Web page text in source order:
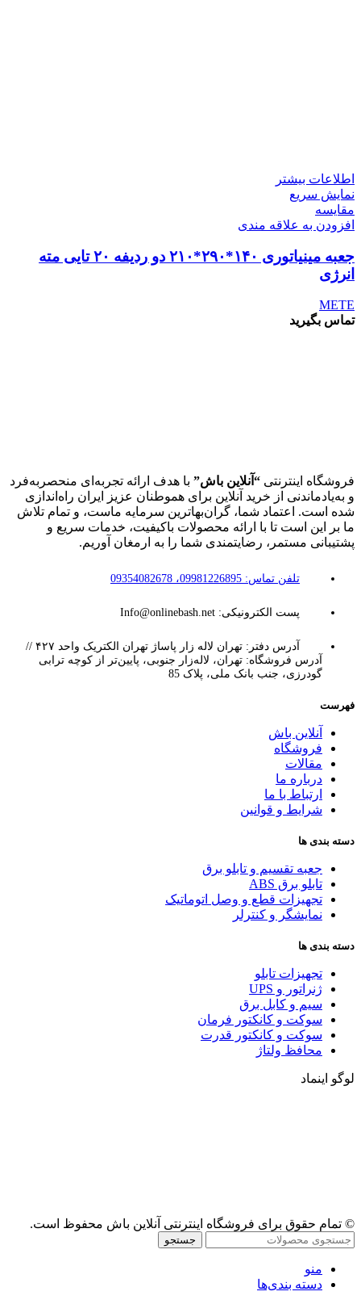
اطلاعات بیشتر
نمایش سریع
مقايسه
افزودن به علاقه مندی
جعبه مینیاتوری ۱۴۰*۲۹۰*۲۱۰ دو ردیفه ۲۰ تایی مته
انرژی
METE
تماس بگیرید
فروشگاه اینترنتی “آنلاین باش” با هدف ارائه تجربه‌ای منحصربه‌فرد
و به‌یادماندنی از خرید آنلاین برای هموطنان عزیز ایران راه‌اندازی
شده است. اعتماد شما، گران‌بهاترین سرمایه ماست، و تمام تلاش
ما بر این است تا با ارائه محصولات باکیفیت، خدمات سریع و
پشتیبانی مستمر، رضایتمندی شما را به ارمغان آوریم.
تلفن تماس: 09981226895، 09354082678
پست الکترونیکی: Info@onlinebash.net
آدرس دفتر: تهران لاله زار پاساژ تهران الکتریک واحد ۴۲۷ //
آدرس فروشگاه: تهران، لاله‌زار جنوبی، پایین‌تر از کوچه ترابی
گودرزی، جنب بانک ملی، پلاک 85
فهرست
آنلاین باش
فروشگاه
مقالات
درباره ما
ارتباط با ما
شرایط و قوانین
دسته بندی ها
جعبه تقسیم و تابلو برق
تابلو برق ABS
تجهیزات قطع و وصل اتوماتیک
نمایشگر و کنترلر
دسته بندی ها
تجهیزات تابلو
ژنراتور و UPS
سیم و کابل برق
سوکت و کانکتور فرمان
سوکت و کانکتور قدرت
محافظ ولتاژ
لوگو اینماد
© تمام حقوق برای فروشگاه اینترنتی آنلاین باش محفوظ است.
جستجو
منو
دسته بندی‌ها